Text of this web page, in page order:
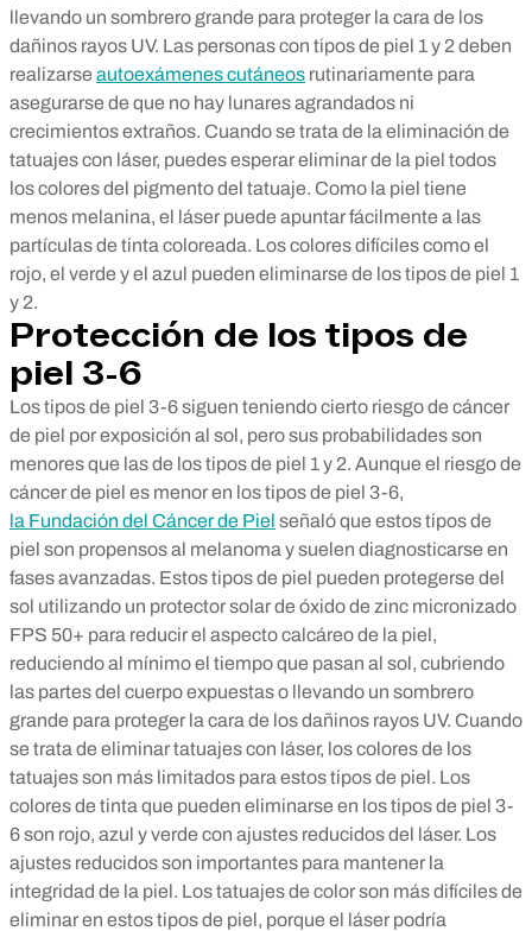
llevando un sombrero grande para proteger la cara de los
dañinos rayos UV. Las personas con tipos de piel 1 y 2 deben
realizarse autoexámenes cutáneos rutinariamente para
asegurarse de que no hay lunares agrandados ni
crecimientos extraños. Cuando se trata de la eliminación de
tatuajes con láser, puedes esperar eliminar de la piel todos
los colores del pigmento del tatuaje. Como la piel tiene
menos melanina, el láser puede apuntar fácilmente a las
partículas de tinta coloreada. Los colores difíciles como el
rojo, el verde y el azul pueden eliminarse de los tipos de piel 1
y 2.
Protección de los tipos de
piel 3-6
Los tipos de piel 3-6 siguen teniendo cierto riesgo de cáncer
de piel por exposición al sol, pero sus probabilidades son
menores que las de los tipos de piel 1 y 2. Aunque el riesgo de
cáncer de piel es menor en los tipos de piel 3-6,
la Fundación del Cáncer de Piel señaló que estos tipos de
piel son propensos al melanoma y suelen diagnosticarse en
fases avanzadas. Estos tipos de piel pueden protegerse del
sol utilizando un protector solar de óxido de zinc micronizado
FPS 50+ para reducir el aspecto calcáreo de la piel,
reduciendo al mínimo el tiempo que pasan al sol, cubriendo
las partes del cuerpo expuestas o llevando un sombrero
grande para proteger la cara de los dañinos rayos UV. Cuando
se trata de eliminar tatuajes con láser, los colores de los
tatuajes son más limitados para estos tipos de piel. Los
colores de tinta que pueden eliminarse en los tipos de piel 3-
6 son rojo, azul y verde con ajustes reducidos del láser. Los
ajustes reducidos son importantes para mantener la
integridad de la piel. Los tatuajes de color son más difíciles de
eliminar en estos tipos de piel, porque el láser podría